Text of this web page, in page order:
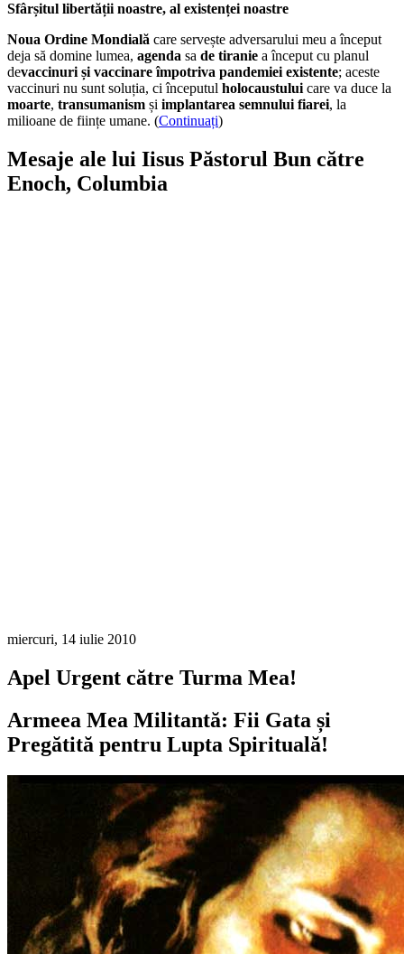
Sfârșitul libertății noastre, al existenței noastre
Noua Ordine Mondială care servește adversarului meu a început
deja să domine lumea, agenda sa de tiranie a început cu planul
devaccinuri și vaccinare împotriva pandemiei existente; aceste
vaccinuri nu sunt soluția, ci începutul holocaustului care va duce la
moarte, transumanism și implantarea semnului fiarei, la
milioane de ființe umane. (Continuați)
Mesaje ale lui Iisus Păstorul Bun către
Enoch, Columbia
miercuri, 14 iulie 2010
Apel Urgent către Turma Mea!
Armeea Mea Militantă: Fii Gata și
Pregătită pentru Lupta Spirituală!